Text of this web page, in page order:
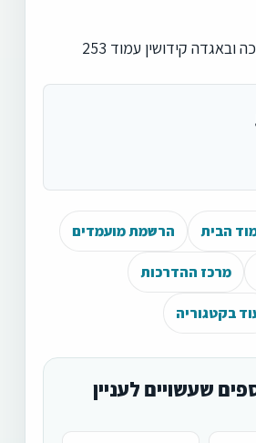
קידושין עמוד 253
הבית הרשמת מועמדים
מרכז ההדרכות
בקטגוריה
שעשויים לעניין